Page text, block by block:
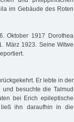
im Gebäude des Roten
Oktober 1917 Dorothea
März 1923. Seine Witwe
Er lebte in der
und besuchte die Talmud
bei Erich epileptische
ließ ihn daraufhin in die